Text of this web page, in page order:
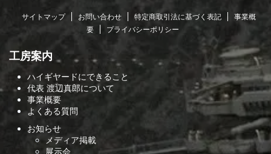
サイトマップ お問い合わせ 特定商取引法に基づく表記
事業概
要
プライバシーポリシー
工房案内
ハイギヤードにできること
代表 渡辺真郎について
事業概要
よくある質問
お知らせ
メディア掲載
展示会